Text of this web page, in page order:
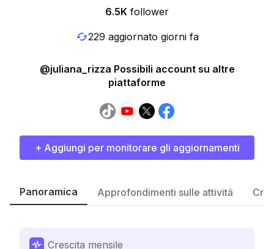
6.5K follower
229 aggiornato giorni fa
@juliana_rizza Possibili account su altre
piattaforme
+ Aggiungi per monitorare gli aggiornamenti
Panoramica Approfondimenti sulle attività
Crescita mensile